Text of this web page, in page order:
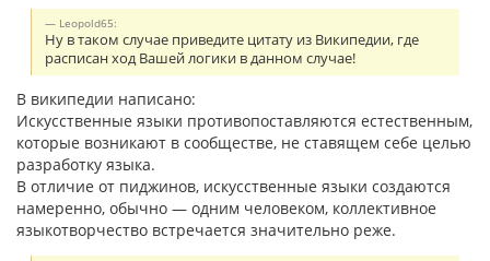
Leopold65:
Ну в таком случае приведите цитату из Википедии, где
расписан ход Вашей логики в данном случае!
В википедии написано:
Искусственные языки противопоставляются естественным,
которые возникают в сообществе, не ставящем себе целью
разработку языка.
В отличие от пиджинов, искусственные языки создаются
намеренно, обычно — одним человеком, коллективное
языкотворчество встречается значительно реже.